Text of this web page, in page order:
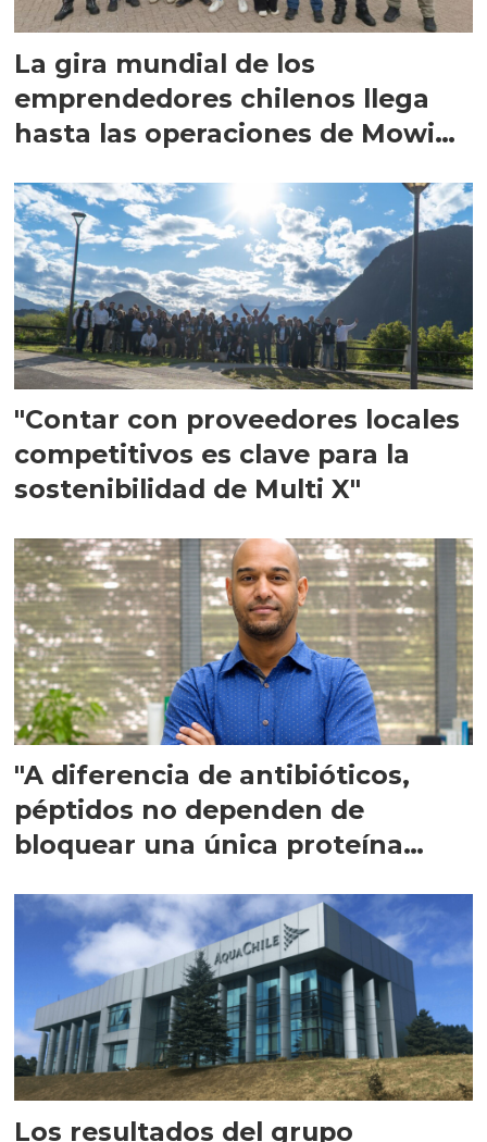
La gira mundial de los
emprendedores chilenos llega
hasta las operaciones de Mowi
"Contar con proveedores locales
competitivos es clave para la
sostenibilidad de Multi X"
"A diferencia de antibióticos,
péptidos no dependen de
bloquear una única proteína
Los resultados del grupo